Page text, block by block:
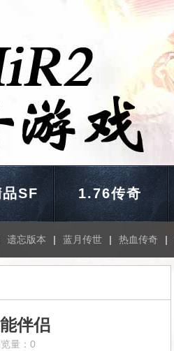
SF 1.76传奇
遗忘版本 | 蓝月传世 | 热血传奇 |
伴侣
量：0